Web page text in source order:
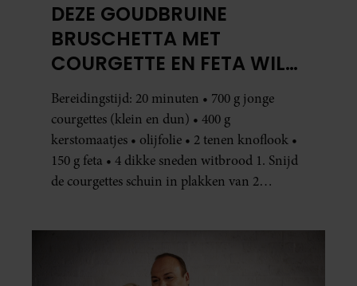
DEZE GOUDBRUINE
BRUSCHETTA MET
COURGETTE EN FETA WIL
JE METEEN MAKEN
Bereidingstijd: 20 minuten • 700 g jonge
courgettes (klein en dun) • 400 g
kerstomaatjes • olijfolie • 2 tenen knoflook •
150 g feta • 4 dikke sneden witbrood 1. Snijd
de courgettes schuin in plakken van 2